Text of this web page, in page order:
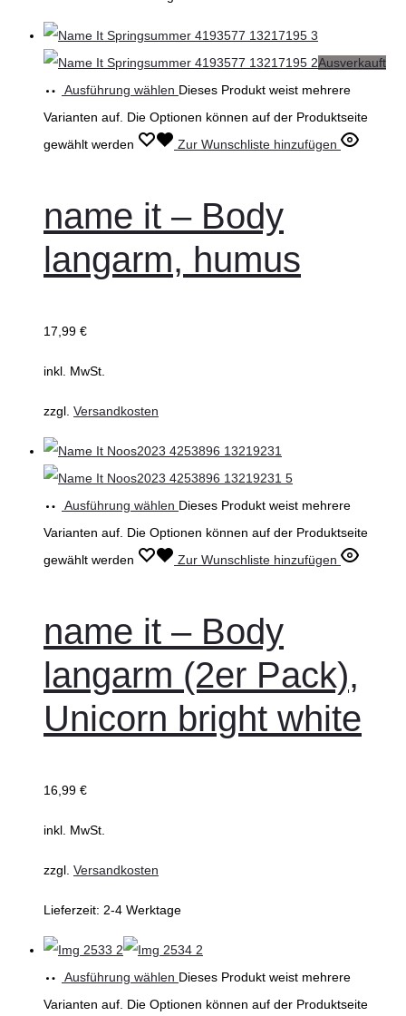
Ausverkauft
Ausführung wählen Dieses Produkt weist mehrere
Varianten auf. Die Optionen können auf der Produktseite
gewählt werden
Zur Wunschliste hinzufügen
name it – Body
langarm, humus
17,99 €
inkl. MwSt.
zzgl. Versandkosten
Ausführung wählen Dieses Produkt weist mehrere
Varianten auf. Die Optionen können auf der Produktseite
gewählt werden
Zur Wunschliste hinzufügen
name it – Body
langarm (2er Pack),
Unicorn bright white
16,99 €
inkl. MwSt.
zzgl. Versandkosten
Lieferzeit: 2-4 Werktage
Ausführung wählen Dieses Produkt weist mehrere
Varianten auf. Die Optionen können auf der Produktseite